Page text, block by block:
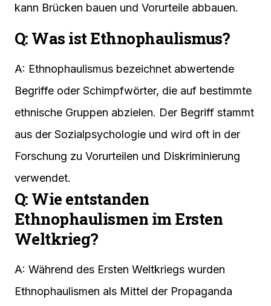
kann Brücken bauen und Vorurteile abbauen.
Q: Was ist Ethnophaulismus?
A: Ethnophaulismus bezeichnet abwertende
Begriffe oder Schimpfwörter, die auf bestimmte
ethnische Gruppen abzielen. Der Begriff stammt
aus der Sozialpsychologie und wird oft in der
Forschung zu Vorurteilen und Diskriminierung
verwendet.
Q: Wie entstanden
Ethnophaulismen im Ersten
Weltkrieg?
A: Während des Ersten Weltkriegs wurden
Ethnophaulismen als Mittel der Propaganda